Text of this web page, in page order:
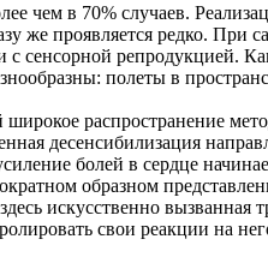
чем в 70% случаев.
же проявляется редко.
сенсорной репродукцией.
полеты в
распространение
десенсибилизация
болей в сердце
образном
искусственно вызванная
свои реакции на